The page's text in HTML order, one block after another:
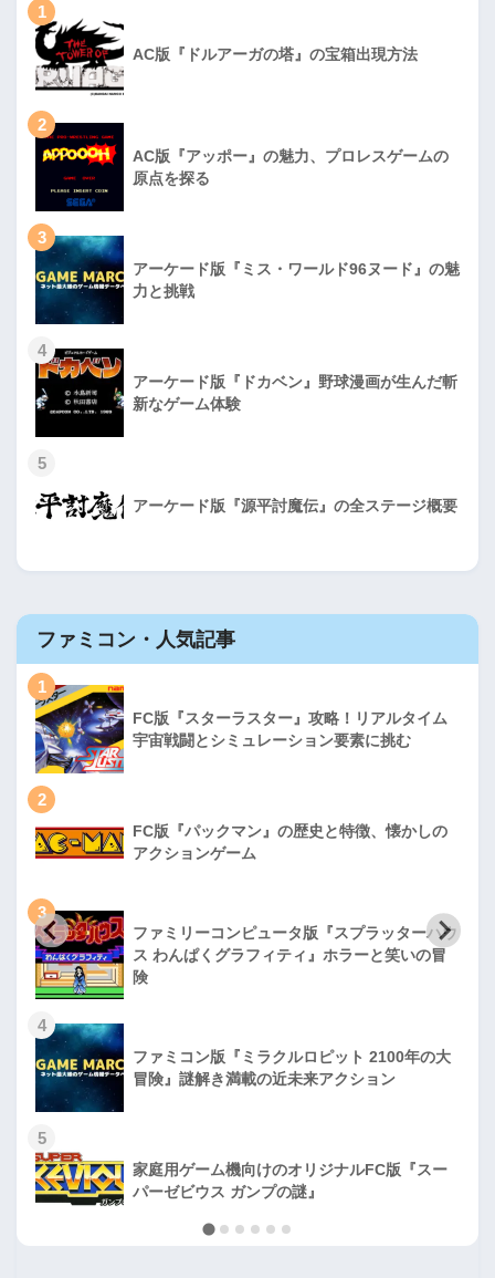
1
AC版『ドルアーガの塔』の宝箱出現方法
2
AC版『アッポー』の魅力、プロレスゲームの
原点を探る
3
アーケード版『ミス・ワールド96ヌード』の魅
力と挑戦
4
アーケード版『ドカベン』野球漫画が生んだ斬
新なゲーム体験
5
アーケード版『源平討魔伝』の全ステージ概要
ファミコン・人気記事
1
FC版『スターラスター』攻略！リアルタイム
宇宙戦闘とシミュレーション要素に挑む
2
FC版『パックマン』の歴史と特徴、懐かしの
アクションゲーム
3
ファミリーコンピュータ版『スプラッターハウ
ス わんぱくグラフィティ』ホラーと笑いの冒
険
4
ファミコン版『ミラクルロピット 2100年の大
冒険』謎解き満載の近未来アクション
5
家庭用ゲーム機向けのオリジナルFC版『スー
パーゼビウス ガンプの謎』